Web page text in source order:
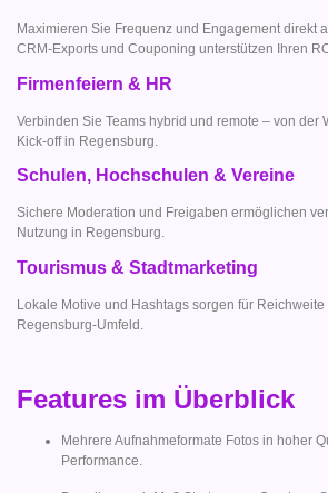
Maximieren Sie Frequenz und Engagement direkt
CRM-Exports und Couponing unterstützen Ihren
Firmenfeiern & HR
Verbinden Sie Teams hybrid und remote – von der
Kick-off in Regensburg.
Schulen, Hochschulen & Vereine
Sichere Moderation und Freigaben ermöglichen
Nutzung in Regensburg.
Tourismus & Stadtmarketing
Lokale Motive und Hashtags sorgen für Reichweite
Regensburg-Umfeld.
Features im Überblick
Mehrere Aufnahmeformate Fotos in hoher
Performance.